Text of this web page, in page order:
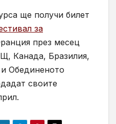
ще получи билет
за
през месец
Канада, Бразилия,
Обединеното
своите